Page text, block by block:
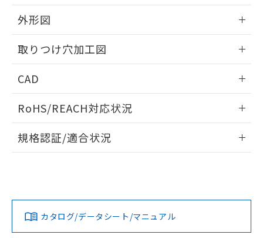
外形図
取りつけ穴加工図
CAD
ドすることができます。
ログイン/会員登録
ダウンロードデータをご利用いただく前に、以下を必ずお読
みください。
ソフトウェアの使用条件
RoHS/REACH対応状況
EU RoHS 注意事項・凡例
対応済み
規格認証/適合状況
カタログ/データシート/マニュアル
荷製品に未対応品が混在することから備考
欄に対応日を記載しておりました。
既に当社にて対応品への在庫切替を完了
していることから、特段のことがない限
り、2022年1月12日より割愛しておりま